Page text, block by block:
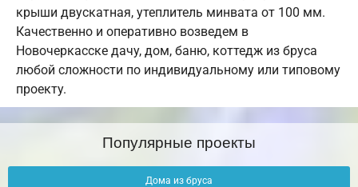
крыши двускатная, утеплитель минвата от 100 мм.
Качественно и оперативно возведем в
Новочеркасске дачу, дом, баню, коттедж из бруса
любой сложности по индивидуальному или типовому
проекту.
Популярные проекты
Дома из бруса